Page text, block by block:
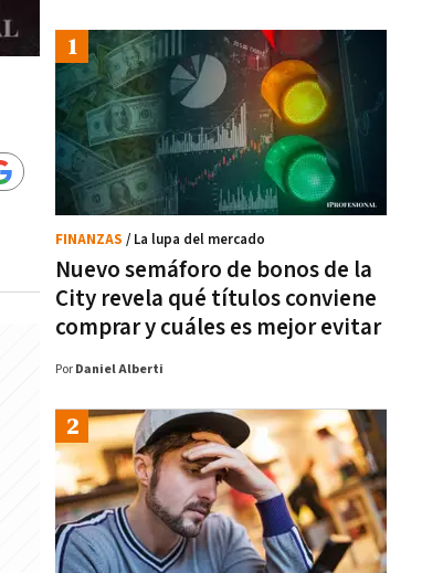
Nuevo semáforo de bonos de la
City revela qué títulos conviene
comprar y cuáles es mejor evitar
FINANZAS / La lupa del mercado
Por Daniel Alberti